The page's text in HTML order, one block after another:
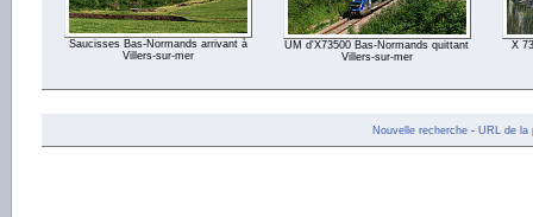
Saucisses Bas-Normands arrivant à
Villers-sur-mer
UM d'X73500 Bas-Normands quittant
Villers-sur-mer
X
Nouvelle recherche- URL de la